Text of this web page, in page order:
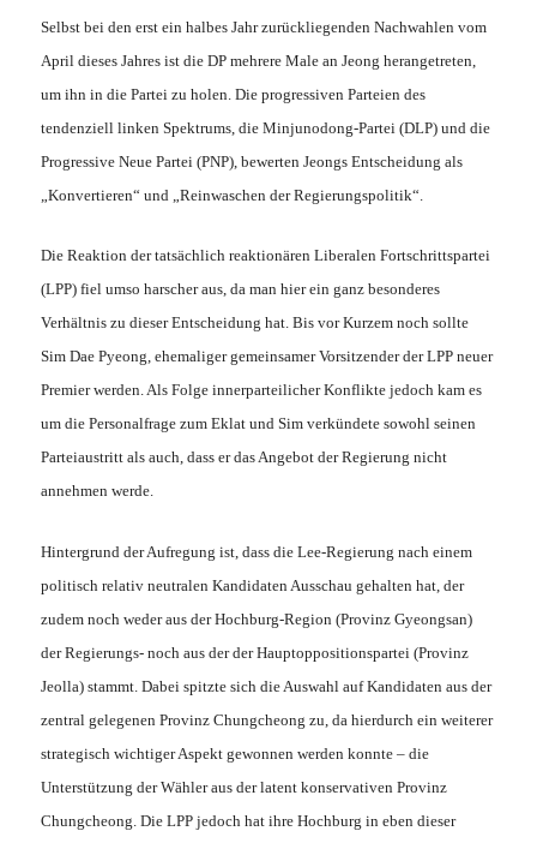
Selbst bei den erst ein halbes Jahr zurückliegenden Nachwahlen vom
April dieses Jahres ist die DP mehrere Male an Jeong herangetreten,
um ihn in die Partei zu holen. Die progressiven Parteien des
tendenziell linken Spektrums, die Minjunodong-Partei (DLP) und die
Progressive Neue Partei (PNP), bewerten Jeongs Entscheidung als
„Konvertieren“ und „Reinwaschen der Regierungspolitik“.
Die Reaktion der tatsächlich reaktionären Liberalen Fortschrittspartei
(LPP) fiel umso harscher aus, da man hier ein ganz besonderes
Verhältnis zu dieser Entscheidung hat. Bis vor Kurzem noch sollte
Sim Dae Pyeong, ehemaliger gemeinsamer Vorsitzender der LPP neuer
Premier werden. Als Folge innerparteilicher Konflikte jedoch kam es
um die Personalfrage zum Eklat und Sim verkündete sowohl seinen
Parteiaustritt als auch, dass er das Angebot der Regierung nicht
annehmen werde.
Hintergrund der Aufregung ist, dass die Lee-Regierung nach einem
politisch relativ neutralen Kandidaten Ausschau gehalten hat, der
zudem noch weder aus der Hochburg-Region (Provinz Gyeongsan)
der Regierungs- noch aus der der Hauptoppositionspartei (Provinz
Jeolla) stammt. Dabei spitzte sich die Auswahl auf Kandidaten aus der
zentral gelegenen Provinz Chungcheong zu, da hierdurch ein weiterer
strategisch wichtiger Aspekt gewonnen werden konnte – die
Unterstützung der Wähler aus der latent konservativen Provinz
Chungcheong. Die LPP jedoch hat ihre Hochburg in eben dieser